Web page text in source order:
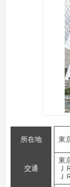
所在地 東
交通
東
Ｊ
Ｊ